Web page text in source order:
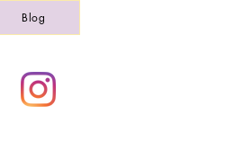
Blog